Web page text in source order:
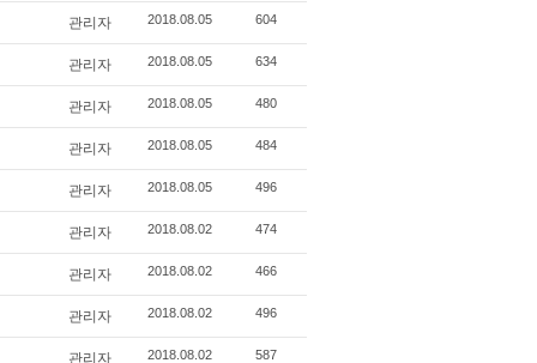
관리자 2018.08.05 604
관리자 2018.08.05 634
관리자 2018.08.05 480
관리자 2018.08.05 484
관리자 2018.08.05 496
관리자 2018.08.02 474
관리자 2018.08.02 466
관리자 2018.08.02 496
관리자 2018.08.02 587